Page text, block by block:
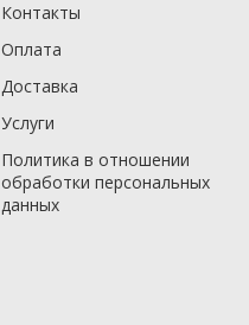
Контакты
Оплата
Доставка
Услуги
Политика в отношении
обработки персональных
данныx